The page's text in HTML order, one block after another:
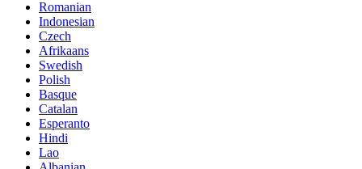
Romanian
Indonesian
Czech
Afrikaans
Swedish
Polish
Basque
Catalan
Esperanto
Hindi
Lao